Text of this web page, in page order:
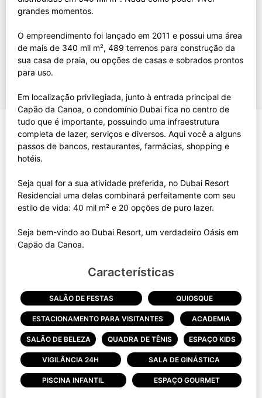
grandes momentos.
O empreendimento foi lançado em 2011 e possui uma área
de mais de 340 mil m², 489 terrenos para construção da
sua casa de praia, ou opções de casas e sobrados prontos
para uso.
Em localização privilegiada, junto à entrada principal de
Capão da Canoa, o condomínio Dubai fica no centro de
tudo que é importante, possuindo uma infraestrutura
completa de lazer, serviços e diversos. Aqui você a alguns
passos de bancos, restaurantes, farmácias, shopping e
hotéis.
Seja qual for a sua atividade preferida, no Dubai Resort
Residencial uma delas combinará perfeitamente com seu
estilo de vida: 40 mil m² e 20 opções de puro lazer.
Seja bem-vindo ao Dubai Resort, um verdadeiro Oásis em
Características
SALÃO DE FESTAS QUIOSQUE
ESTACIONAMENTO PARA VISITANTES ACADEMIA
SALÃO DE BELEZA QUADRA DE TÊNIS ESPAÇO KIDS
VIGILÂNCIA 24H SALA DE GINÁSTICA
PISCINA INFANTIL ESPAÇO GOURMET